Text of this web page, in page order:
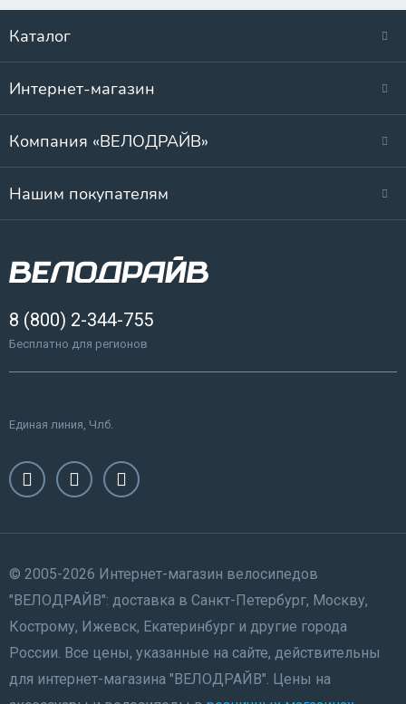
Каталог
Интернет-магазин
Компания «ВЕЛОДРАЙВ»
Нашим покупателям
8 (800) 2-344-755
Бесплатно для регионов
Единая линия, Члб.
© 2005-2026 Интернет-магазин велосипедов
"ВЕЛОДРАЙВ": доставка в Санкт-Петербург, Москву,
Кострому, Ижевск, Екатеринбург и другие города
России. Все цены, указанные на сайте, действительны
для интернет-магазина "ВЕЛОДРАЙВ". Цены на